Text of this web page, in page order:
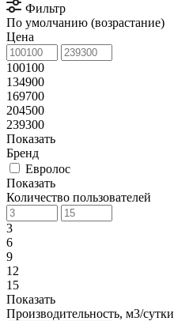
Фильтр
По умолчанию (возрастание)
Цена
100100
134900
169700
204500
239300
Показать
Бренд
Евролос
Показать
Количество пользователей
3
6
9
12
15
Показать
Производительность, м3/сутки